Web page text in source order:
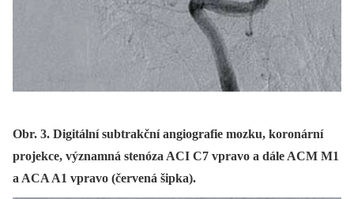
Obr. 3. Digitální subtrakční angiografie mozku, koronární
projekce, významná stenóza ACI C7 vpravo a dále ACM M1
a ACA A1 vpravo (červená šipka).